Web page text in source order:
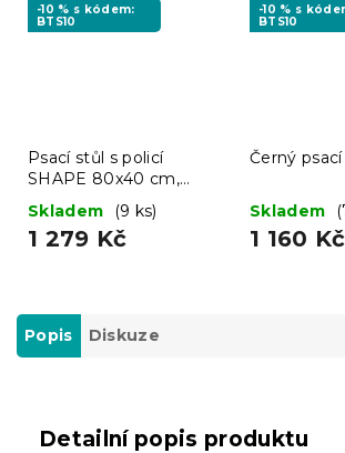
-10 % s kódem:
BTS10
Psací stůl s policí
SHAPE 80x40 cm,
černý
Skladem (9 ks)
1 279 Kč
-10 % s
BTS10
Černý
Skladem
1 160 Kč
Popis Diskuze
Detailní popis produktu